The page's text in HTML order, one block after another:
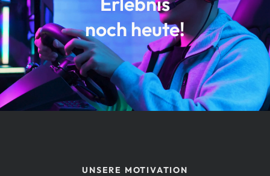
noch heute!
UNSERE MOTIVATION